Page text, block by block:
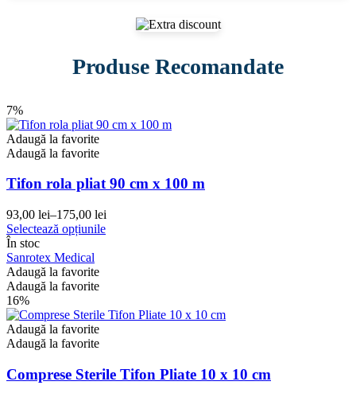
Produse Recomandate
7%
Adaugă la favorite
Adaugă la favorite
Tifon rola pliat 90 cm x 100 m
93,00 lei–175,00 lei
Interval
de
prețuri:
93,00 lei
până
la
175,00 lei
Selectează opțiunileAcest
Opțiunile
în
pagina
În stoc
Sanrotex Medical
Adaugă la favorite
Adaugă la favorite
16%
Adaugă la favorite
Adaugă la favorite
Comprese Sterile Tifon Pliate 10 x 10 cm